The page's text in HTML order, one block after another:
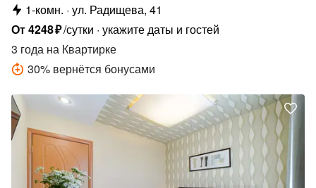
1-комн. ул. Радищева, 41
От4248₽/сутки укажите даты и гостей
3 года на Квартирке
30% вернётся бонусами